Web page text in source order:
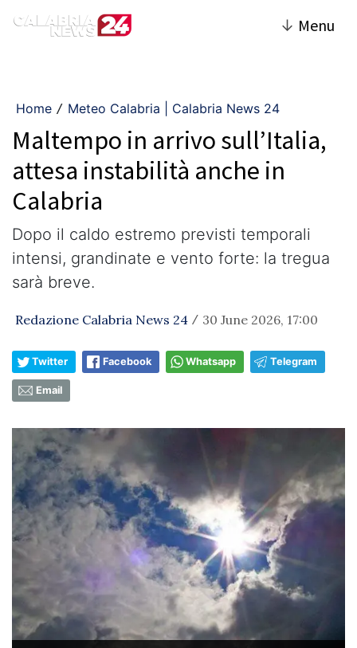
↓ Menu
Home / Meteo Calabria | Calabria News 24
Maltempo in arrivo sull’Italia,
attesa instabilità anche in
Calabria
Dopo il caldo estremo previsti temporali
intensi, grandinate e vento forte: la tregua
sarà breve.
Redazione Calabria News 24 / 30 June 2026, 17:00
Twitter Facebook Whatsapp Telegram
Email